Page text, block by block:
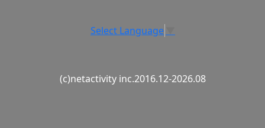
Select Language
(c)netactivity inc.2016.12-2026.08